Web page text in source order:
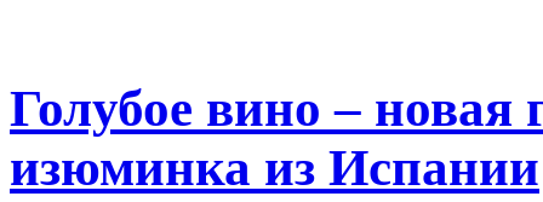
Голубое вино – новая
изюминка из Испании